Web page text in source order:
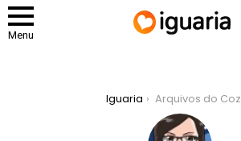
Menu
Iguaria Arquivos do Cozinheiro: Antonella